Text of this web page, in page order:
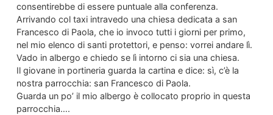
consentirebbe di essere puntuale alla conferenza.
Arrivando col taxi intravedo una chiesa dedicata a san
Francesco di Paola, che io invoco tutti i giorni per primo,
nel mio elenco di santi protettori, e penso: vorrei andare lì.
Vado in albergo e chiedo se lì intorno ci sia una chiesa.
Il giovane in portineria guarda la cartina e dice: sì, c’è la
nostra parrocchia: san Francesco di Paola.
Guarda un po’ il mio albergo è collocato proprio in questa
parrocchia….